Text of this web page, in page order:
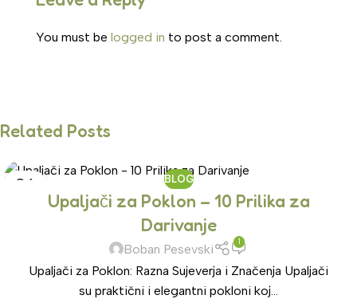
You must be logged in to post a comment.
Related Posts
06 BLOG
Upaljači za Poklon – 10 Prilika za
Darivanje
Boban Pesevski 1
Upaljači za Poklon: Razna Sujeverja i Značenja Upaljači
su praktični i elegantni pokloni koj...